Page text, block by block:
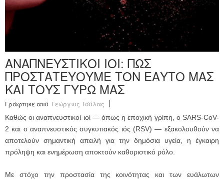
ΑΝΑΠΝΕΥΣΤΙΚΟΙ ΙΟΙ: ΠΩΣ
ΠΡΟΣΤΑΤΕΥΟΥΜΕ ΤΟΝ ΕΑΥΤΟ ΜΑΣ
ΚΑΙ ΤΟΥΣ ΓΥΡΩ ΜΑΣ
Γράφτηκε από Γεώργιος Τσόλας
Καθώς οι αναπνευστικοί ιοί — όπως η εποχική γρίπη, ο SARS-CoV-
2 και ο αναπνευστικός συγκυτιακός ιός (RSV) — εξακολουθούν να
αποτελούν σημαντική απειλή για την δημόσια υγεία, η έγκαιρη
πρόληψη και ενημέρωση αποκτούν καθοριστικό ρόλο.
Με στόχο την προστασία της κοινότητας και των ευάλωτων